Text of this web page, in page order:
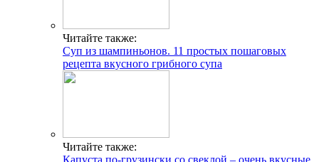
Читайте также:
Суп из шампиньонов. 11 простых пошаговых
рецепта вкусного грибного супа
Читайте также:
Капуста по-грузински со свеклой – очень вкусные